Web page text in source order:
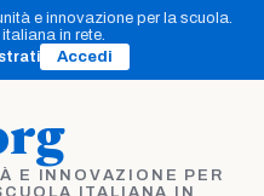
e innovazione per la scuola.
in rete.
Accedi
E INNOVAZIONE PER
ITALIANA IN